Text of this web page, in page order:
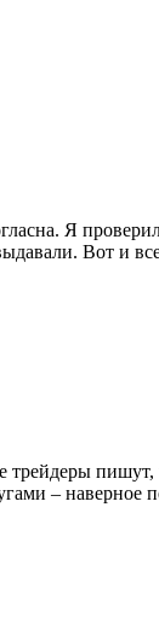
Я
Вот и все,
– наверное